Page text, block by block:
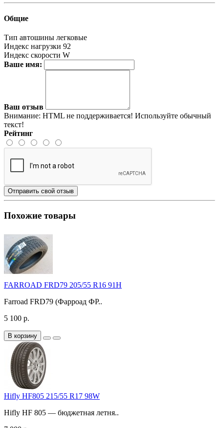
Общие
Тип автошины легковые
Индекс нагрузки 92
Индекс скорости W
Ваше имя:
Ваш отзыв
Внимание: HTML не поддерживается! Используйте обычный
текст!
Рейтинг
Отправить свой отзыв
Похожие товары
FARROAD FRD79 205/55 R16 91H
Farroad FRD79 (Фарроад ФР..
5 100 р.
В корзину
Hifly HF805 215/55 R17 98W
Hifly HF 805 — бюджетная летня..